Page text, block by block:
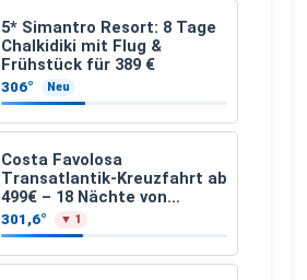
5* Simantro Resort: 8 Tage
Chalkidiki mit Flug &
Frühstück für 389 €
306° Neu
Costa Favolosa
Transatlantik-Kreuzfahrt ab
499€ – 18 Nächte von
Hamburg nach Guadeloupe
301,6° ▼ 1